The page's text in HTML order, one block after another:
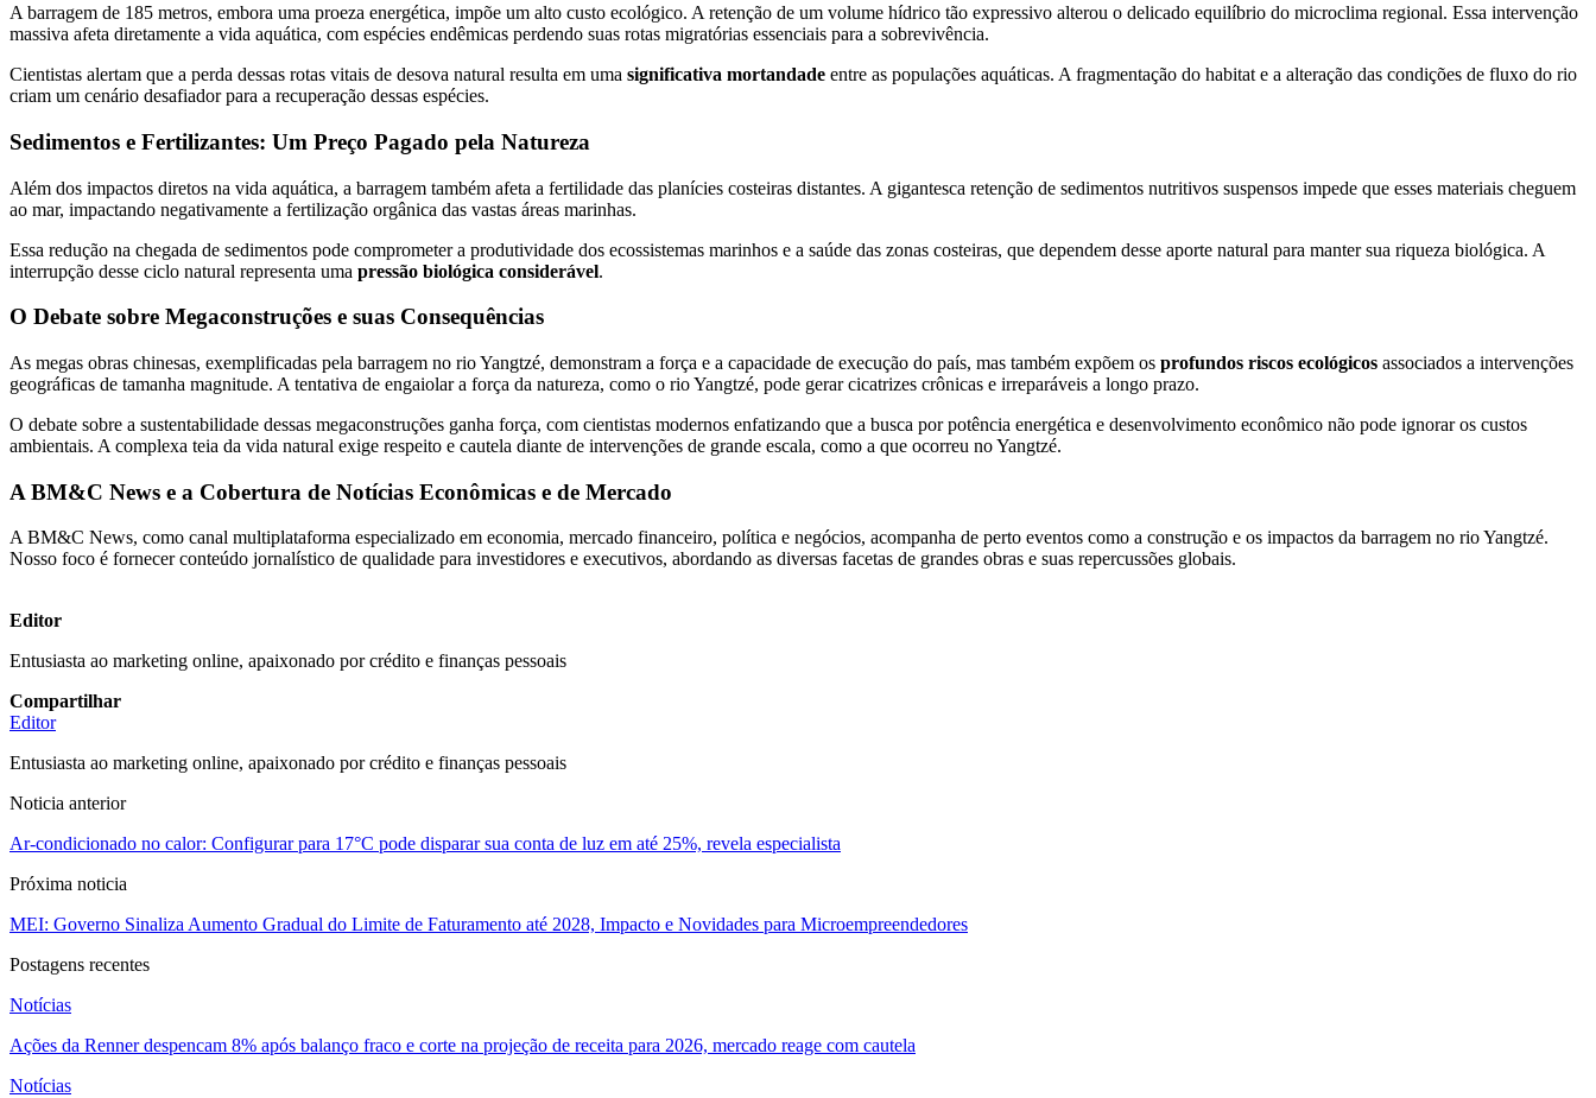
A barragem de 185 metros, embora uma proeza energética, impõe um alto custo ecológico. A retenção de um volume hídrico tão expressivo alterou o delicado equilíbrio do microclima regional. Essa intervenção
massiva afeta diretamente a vida aquática, com espécies endêmicas perdendo suas rotas migratórias essenciais para a sobrevivência.
Cientistas alertam que a perda dessas rotas vitais de desova natural resulta em uma significativa mortandade entre as populações aquáticas. A fragmentação do habitat e a alteração das condições de fluxo do rio
criam um cenário desafiador para a recuperação dessas espécies.
Sedimentos e Fertilizantes: Um Preço Pagado pela Natureza
Além dos impactos diretos na vida aquática, a barragem também afeta a fertilidade das planícies costeiras distantes. A gigantesca retenção de sedimentos nutritivos suspensos impede que esses materiais cheguem
ao mar, impactando negativamente a fertilização orgânica das vastas áreas marinhas.
Essa redução na chegada de sedimentos pode comprometer a produtividade dos ecossistemas marinhos e a saúde das zonas costeiras, que dependem desse aporte natural para manter sua riqueza biológica. A
interrupção desse ciclo natural representa uma pressão biológica considerável.
O Debate sobre Megaconstruções e suas Consequências
As megas obras chinesas, exemplificadas pela barragem no rio Yangtzé, demonstram a força e a capacidade de execução do país, mas também expõem os profundos riscos ecológicos associados a intervenções
geográficas de tamanha magnitude. A tentativa de engaiolar a força da natureza, como o rio Yangtzé, pode gerar cicatrizes crônicas e irreparáveis a longo prazo.
O debate sobre a sustentabilidade dessas megaconstruções ganha força, com cientistas modernos enfatizando que a busca por potência energética e desenvolvimento econômico não pode ignorar os custos
ambientais. A complexa teia da vida natural exige respeito e cautela diante de intervenções de grande escala, como a que ocorreu no Yangtzé.
A BM&C News e a Cobertura de Notícias Econômicas e de Mercado
A BM&C News, como canal multiplataforma especializado em economia, mercado financeiro, política e negócios, acompanha de perto eventos como a construção e os impactos da barragem no rio Yangtzé.
Nosso foco é fornecer conteúdo jornalístico de qualidade para investidores e executivos, abordando as diversas facetas de grandes obras e suas repercussões globais.
Editor
Entusiasta ao marketing online, apaixonado por crédito e finanças pessoais
Compartilhar
Editor
Entusiasta ao marketing online, apaixonado por crédito e finanças pessoais
Noticia anterior
Ar-condicionado no calor: Configurar para 17°C pode disparar sua conta de luz em até 25%, revela especialista
Próxima noticia
MEI: Governo Sinaliza Aumento Gradual do Limite de Faturamento até 2028, Impacto e Novidades para Microempreendedores
Postagens recentes
Notícias
Ações da Renner despencam 8% após balanço fraco e corte na projeção de receita para 2026, mercado reage com cautela
Notícias